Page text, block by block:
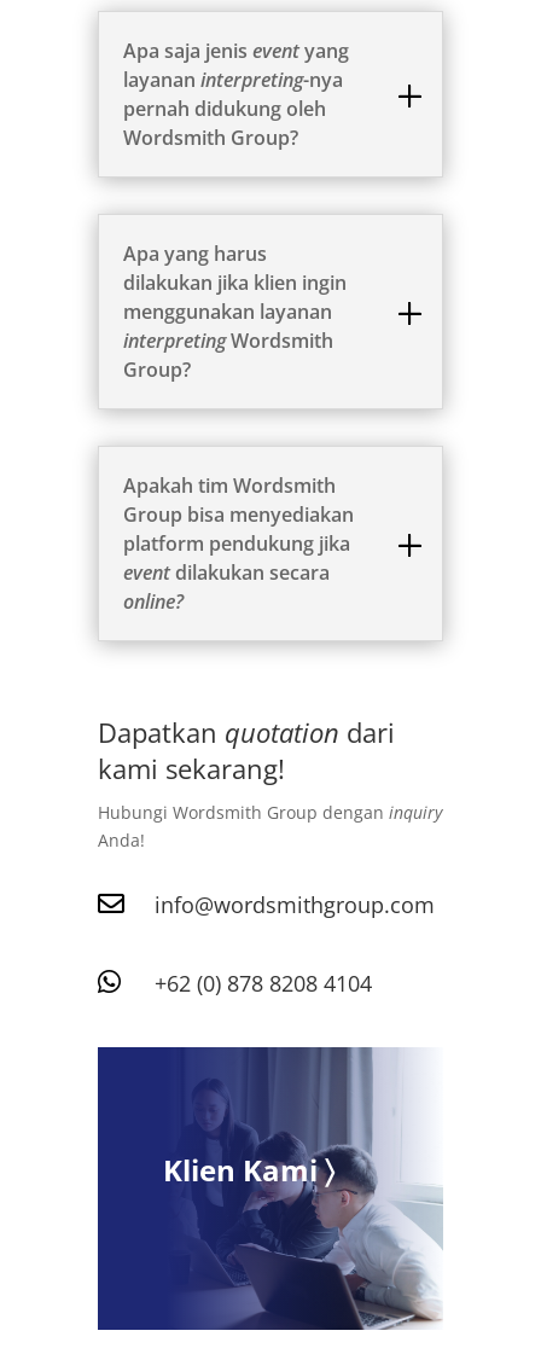
Apa saja jenis eventyang
layanan interpreting-nya
pernah didukung oleh
Wordsmith Group?
Apa yang harus
dilakukan jika klien ingin
menggunakan layanan
interpretingWordsmith
Group?
Apakah tim Wordsmith
Group bisa menyediakan
platform pendukung jika
eventdilakukan secara
online?
Dapatkan quotation dari
kami sekarang!
Hubungi Wordsmith Group dengan inquiry
Anda!
 info@wordsmithgroup.com
 +62 (0) 878 8208 4104
Klien Kami 〉